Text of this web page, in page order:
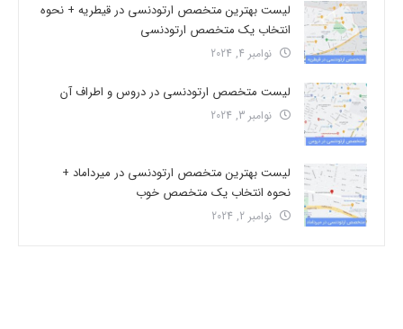
لیست بهترین متخصص ارتودنسی در قیطریه + نحوه
انتخاب یک متخصص ارتودنسی
نوامبر 4, 2024
لیست متخصص ارتودنسی در دروس و اطراف آن
نوامبر 3, 2024
لیست بهترین متخصص ارتودنسی در میرداماد +
نحوه انتخاب یک متخصص خوب
نوامبر 2, 2024